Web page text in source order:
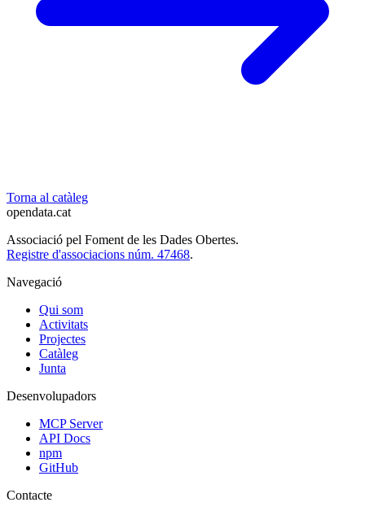
Torna al catàleg
opendata.cat
Associació pel Foment de les Dades Obertes.
Registre d'associacions núm. 47468.
Navegació
Qui som
Activitats
Projectes
Catàleg
Junta
Desenvolupadors
MCP Server
API Docs
npm
GitHub
Contacte